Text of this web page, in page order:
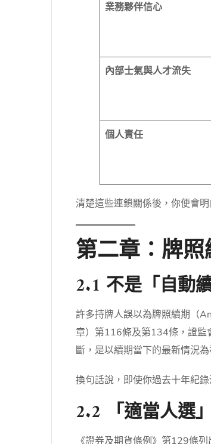
業務夥伴信心
內部士氣與人才流失
個人責任
清楚這些連鎖關係後，你便會
第二章：牌
2.1 不是「自動
許多持牌人誤以為牌照續期（
章）第116條及第134條，證監
斷，是以續期當下的最新情況為
換句話說，即使你過去十年紀
2.2 「適當人選
《證券及期貨條例》第129條